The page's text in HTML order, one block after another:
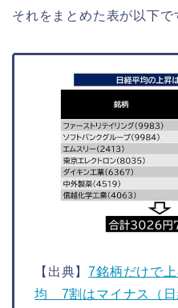
それをまとめた表が以下で
【出典】7銘柄だけで
均 7割はマイナス（日